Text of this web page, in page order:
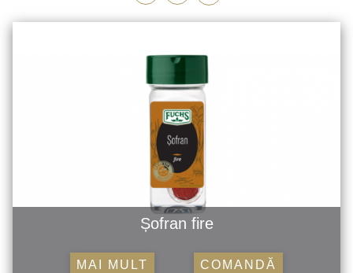
Șofran fire
MAI MULT COMANDĂ